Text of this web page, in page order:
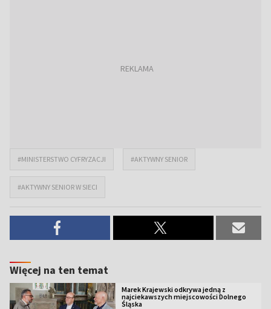
#MINISTERSTWO CYFRYZACJI #AKTYWNY SENIOR
#AKTYWNY SENIOR W SIECI
Więcej na ten temat
Marek Krajewski odkrywa jedną z
najciekawszych miejscowości Dolnego
Śląska